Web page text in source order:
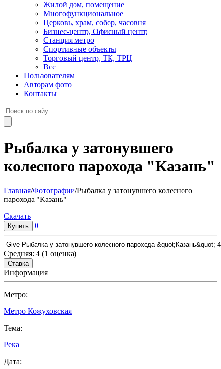
Жилой дом, помещение
Многофункциональное
Церковь, храм, собор, часовня
Бизнес-центр, Офисный центр
Станция метро
Спортивные объекты
Торговый центр, ТК, ТРЦ
Все
Пользователям
Авторам фото
Контакты
Рыбалка у затонувшего
колесного парохода "Казань"
Главная/Фотографии/Рыбалка у затонувшего колесного
парохода "Казань"
Cкачать
0
Средняя: 4 (1 оценка)
Информация
Метро:
Метро Кожуховская
Тема:
Река
Дата: